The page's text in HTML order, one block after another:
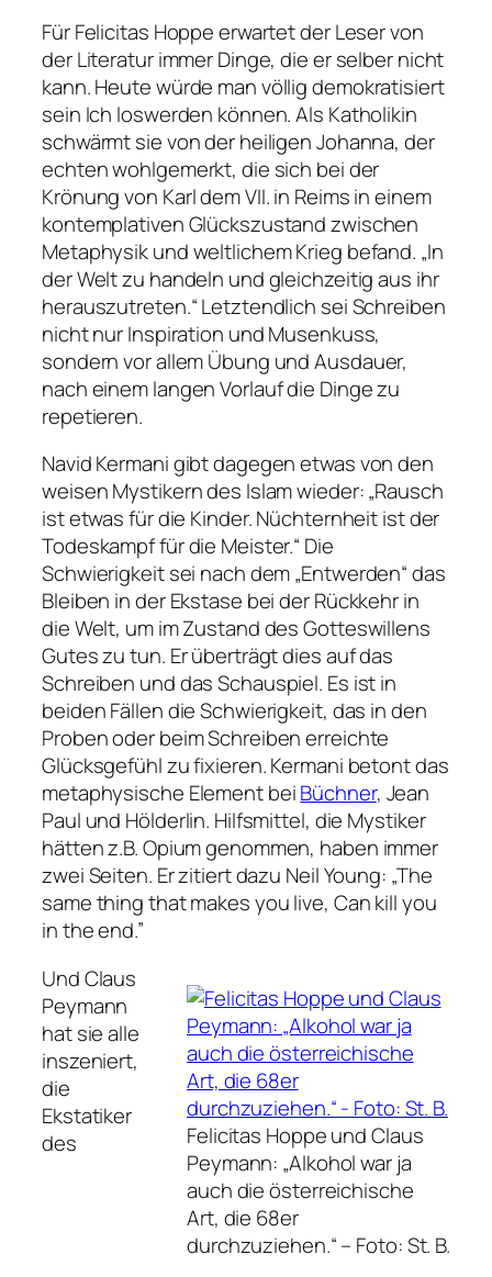
Für Felicitas Hoppe erwartet der Leser von
der Literatur immer Dinge, die er selber nicht
kann. Heute würde man völlig demokratisiert
sein Ich loswerden können. Als Katholikin
schwärmt sie von der heiligen Johanna, der
echten wohlgemerkt, die sich bei der
Krönung von Karl dem VII. in Reims in einem
kontemplativen Glückszustand zwischen
Metaphysik und weltlichem Krieg befand. „In
der Welt zu handeln und gleichzeitig aus ihr
herauszutreten.“ Letztendlich sei Schreiben
nicht nur Inspiration und Musenkuss,
sondern vor allem Übung und Ausdauer,
nach einem langen Vorlauf die Dinge zu
repetieren.
Navid Kermani gibt dagegen etwas von den
weisen Mystikern des Islam wieder: „Rausch
ist etwas für die Kinder. Nüchternheit ist der
Todeskampf für die Meister.“ Die
Schwierigkeit sei nach dem „Entwerden“ das
Bleiben in der Ekstase bei der Rückkehr in
die Welt, um im Zustand des Gotteswillens
Gutes zu tun. Er überträgt dies auf das
Schreiben und das Schauspiel. Es ist in
beiden Fällen die Schwierigkeit, das in den
Proben oder beim Schreiben erreichte
Glücksgefühl zu fixieren. Kermani betont das
metaphysische Element beiBüchner, Jean
Paul und Hölderlin. Hilfsmittel, die Mystiker
hätten z.B. Opium genommen, haben immer
zwei Seiten. Er zitiert dazu Neil Young: „The
same thing that makes you live, Can kill you
in the end.”
Felicitas Hoppe und Claus
Peymann: „Alkohol war ja
auch die österreichische
Art, die 68er
durchzuziehen.“ – Foto: St. B.
Und Claus
Peymann
hat sie alle
inszeniert,
die
Ekstatiker
des